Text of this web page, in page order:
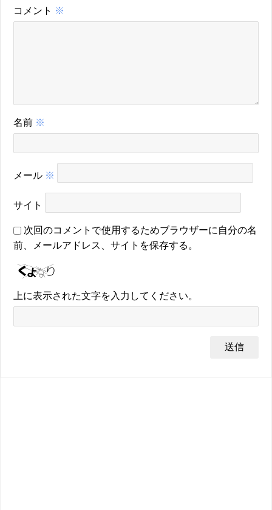
コメント ※
名前 ※
メール ※
サイト
次回のコメントで使用するためブラウザーに自分の名
前、メールアドレス、サイトを保存する。
上に表示された文字を入力してください。